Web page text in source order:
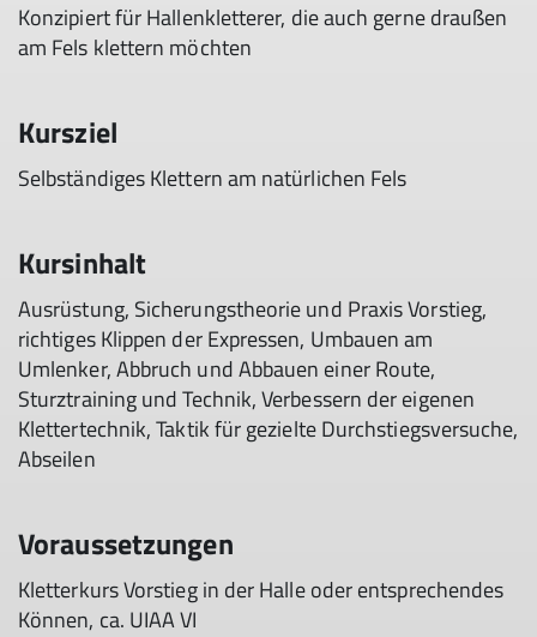
Konzipiert für Hallenkletterer, die auch gerne draußen
am Fels klettern möchten
Kursziel
Selbständiges Klettern am natürlichen Fels
Kursinhalt
Ausrüstung, Sicherungstheorie und Praxis Vorstieg,
richtiges Klippen der Expressen, Umbauen am
Umlenker, Abbruch und Abbauen einer Route,
Sturztraining und Technik, Verbessern der eigenen
Klettertechnik, Taktik für gezielte Durchstiegsversuche,
Abseilen
Voraussetzungen
Kletterkurs Vorstieg in der Halle oder entsprechendes
Können, ca. UIAA VI